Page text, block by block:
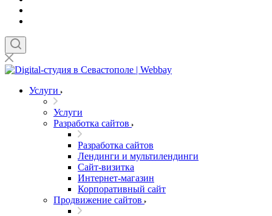
Услуги
Услуги
Разработка сайтов
Разработка сайтов
Лендинги и мультилендинги
Сайт-визитка
Интернет-магазин
Корпоративный сайт
Продвижение сайтов